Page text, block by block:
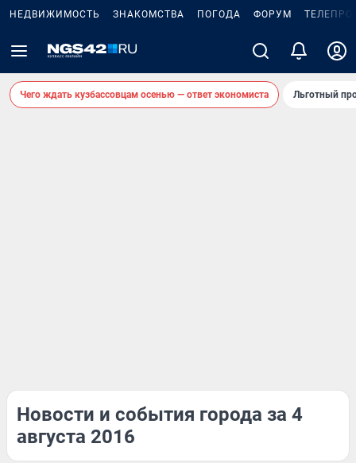
НЕДВИЖИМОСТЬ ЗНАКОМСТВА ПОГОДА ФОРУМ
Чего ждать кузбассовцам осенью — ответ экономиста Льготный
Новости и события города за 4
августа 2016